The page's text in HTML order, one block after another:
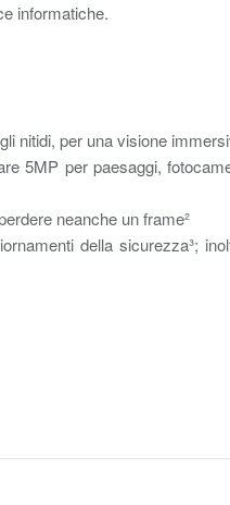
informatiche.
nitidi, per una visione
5MP per paesaggi,
neanche un frame²
della sicurezza³;